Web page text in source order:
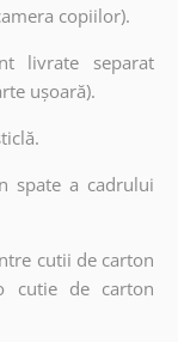
copiilor).
livrate separat
ușoară).
spate a cadrului
cutii de carton
cutie de carton